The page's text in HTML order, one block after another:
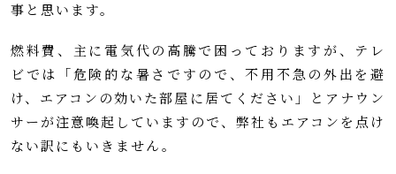
事と思います。
燃料費、主に電気代の高騰で困っておりますが、テレ
ビでは「危険的な暑さですので、不用不急の外出を避
け、エアコンの効いた部屋に居てください」とアナウン
サーが注意喚起していますので、弊社もエアコンを点け
ない訳にもいきません。